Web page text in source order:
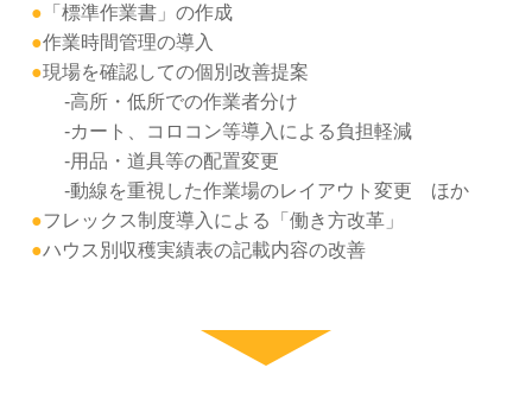
● 「標準作業書」の作成
●作業時間管理の導入
●現場を確認しての個別改善提案
-高所・低所での作業者分け
-カート、コロコン等導入による負担軽減
-用品・道具等の配置変更
-動線を重視した作業場のレイアウト変更 ほか
●フレックス制度導入による「働き方改革」
●ハウス別収穫実績表の記載内容の改善